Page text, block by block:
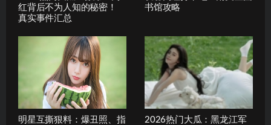
红背后不为人知的秘密！
真实事件汇总
书馆攻略
明星互撕狠料：爆丑照、指
2026热门大瓜：黑龙江军